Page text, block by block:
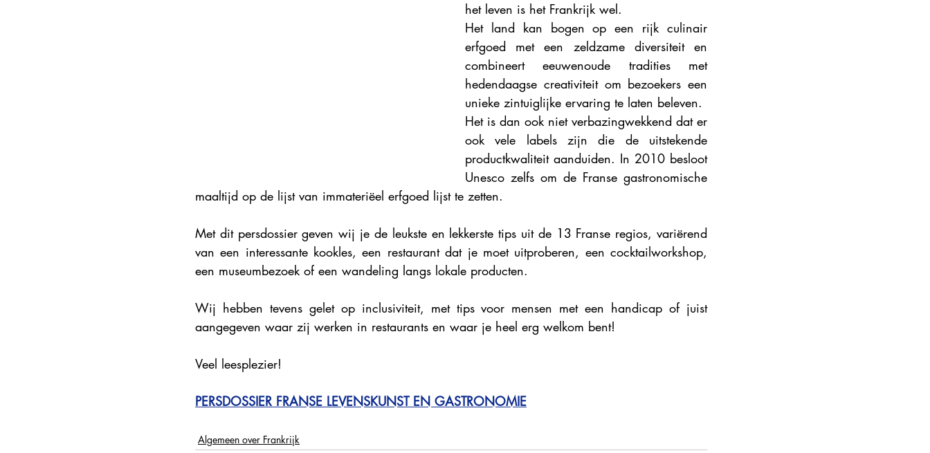
het leven is het Frankrijk wel.
Het land kan bogen op een rijk culinair
erfgoed met een zeldzame diversiteit en
combineert eeuwenoude tradities met
hedendaagse creativiteit om bezoekers een
unieke zintuiglijke ervaring te laten beleven.
Het is dan ook niet verbazingwekkend dat er
ook vele labels zijn die de uitstekende
productkwaliteit aanduiden. In 2010 besloot
Unesco zelfs om de Franse gastronomische
maaltijd op de lijst van immateriëel erfgoed lijst te zetten.
Met dit persdossier geven wij je de leukste en lekkerste tips uit de 13 Franse regios, variërend
van een interessante kookles, een restaurant dat je moet uitproberen, een cocktailworkshop,
een museumbezoek of een wandeling langs lokale producten.
Wij hebben tevens gelet op inclusiviteit, met tips voor mensen met een handicap of juist
aangegeven waar zij werken in restaurants en waar je heel erg welkom bent!
Veel leesplezier!
PERSDOSSIER FRANSE LEVENSKUNST EN GASTRONOMIE
Algemeen over Frankrijk